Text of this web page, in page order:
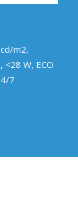
m2,
<28 W, ECO
7